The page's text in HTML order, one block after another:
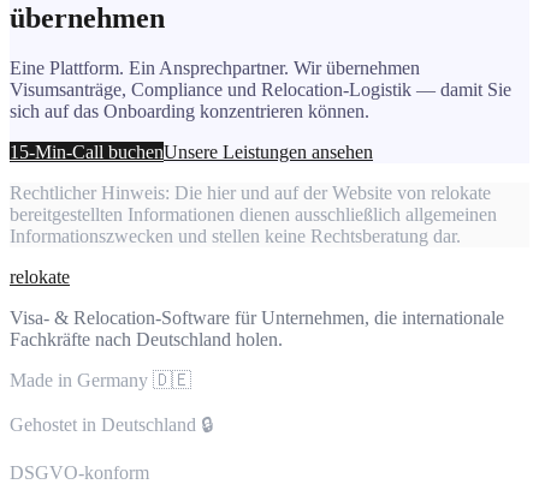
übernehmen
Eine Plattform. Ein Ansprechpartner. Wir übernehmen
Visumsanträge, Compliance und Relocation-Logistik — damit Sie
sich auf das Onboarding konzentrieren können.
15-Min-Call buchenUnsere Leistungen ansehen
Rechtlicher Hinweis: Die hier und auf der Website von relokate
bereitgestellten Informationen dienen ausschließlich allgemeinen
Informationszwecken und stellen keine Rechtsberatung dar.
relokate
Visa- & Relocation-Software für Unternehmen, die internationale
Fachkräfte nach Deutschland holen.
Made in Germany 🇩🇪
Gehostet in Deutschland 🔒
DSGVO-konform